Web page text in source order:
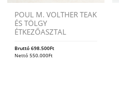
POUL M. VOLTHER TEAK
ÉS TÖLGY
ÉTKEZŐASZTAL
Bruttó 698.500Ft
Nettó 550.000Ft